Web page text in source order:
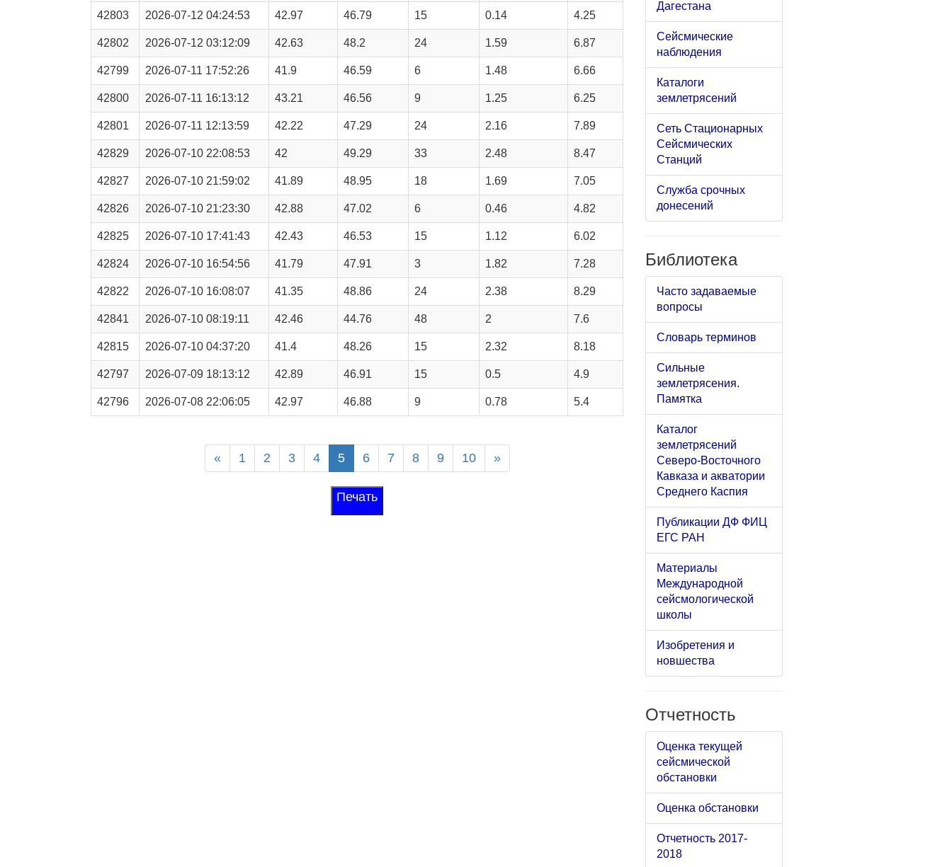
42803 2026-07-12 04:24:53 42.97 46.79 15 0.14 4.25
42802 2026-07-12 03:12:09 42.63 48.2 24 1.59 6.87
42799 2026-07-11 17:52:26 41.9 46.59 6 1.48 6.66
42800 2026-07-11 16:13:12 43.21 46.56 9 1.25 6.25
42801 2026-07-11 12:13:59 42.22 47.29 24 2.16 7.89
42829 2026-07-10 22:08:53 42 49.29 33 2.48 8.47
42827 2026-07-10 21:59:02 41.89 48.95 18 1.69 7.05
42826 2026-07-10 21:23:30 42.88 47.02 6 0.46 4.82
42825 2026-07-10 17:41:43 42.43 46.53 15 1.12 6.02
42824 2026-07-10 16:54:56 41.79 47.91 3 1.82 7.28
42822 2026-07-10 16:08:07 41.35 48.86 24 2.38 8.29
42841 2026-07-10 08:19:11 42.46 44.76 48 2 7.6
42815 2026-07-10 04:37:20 41.4 48.26 15 2.32 8.18
42797 2026-07-09 18:13:12 42.89 46.91 15 0.5 4.9
42796 2026-07-08 22:06:05 42.97 46.88 9 0.78 5.4
« 1 2 3 4 5 6 7 8 9 10 »
Печать
Дагестана
Сейсмические
наблюдения
Каталоги
землетрясений
Сеть Стационарных
Сейсмических
Станций
Служба срочных
донесений
Библиотека
Часто задаваемые
вопросы
Словарь терминов
Сильные
землетрясения.
Памятка
Каталог
землетрясений
Северо-Восточного
Кавказа и акватории
Среднего Каспия
Публикации ДФ ФИЦ
ЕГС РАН
Материалы
Международной
сейсмологической
школы
Изобретения и
новшества
Отчетность
Оценка текущей
сейсмической
обстановки
Оценка обстановки
Отчетность 2017-
2018